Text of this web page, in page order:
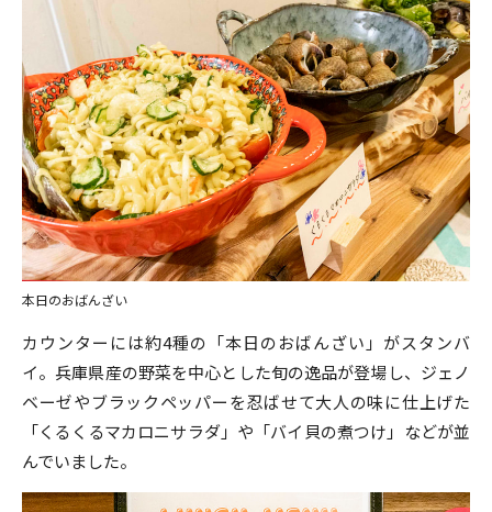
本日のおばんざい
カウンターには約4種の「本日のおばんざい」がスタンバ
イ。兵庫県産の野菜を中心とした旬の逸品が登場し、ジェノ
ベーゼやブラックペッパーを忍ばせて大人の味に仕上げた
「くるくるマカロニサラダ」や「バイ貝の煮つけ」などが並
んでいました。